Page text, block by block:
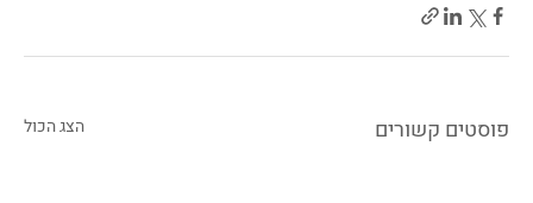
פוסטים קשורים הצג הכול